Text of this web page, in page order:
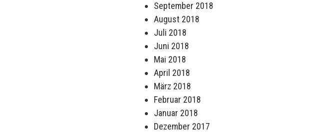
September 2018
August 2018
Juli 2018
Juni 2018
Mai 2018
April 2018
März 2018
Februar 2018
Januar 2018
Dezember 2017